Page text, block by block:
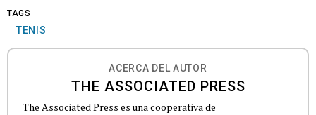
TAGS
TENIS
ACERCA DEL AUTOR
THE ASSOCIATED PRESS
The Associated Press es una cooperativa de